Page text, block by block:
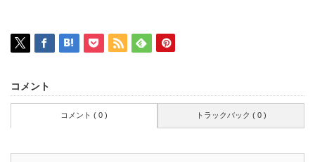
コメント
コメント ( 0 ) トラックバック ( 0 )